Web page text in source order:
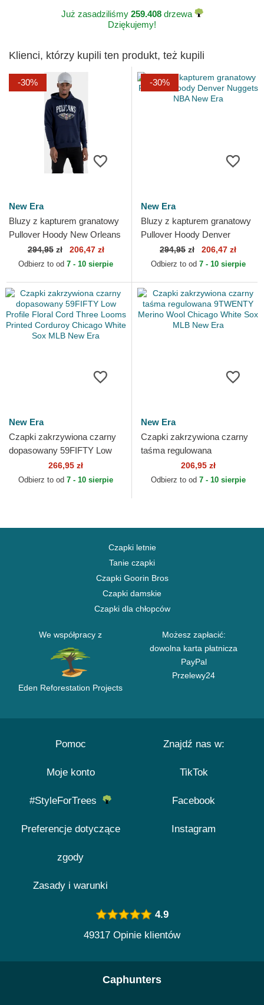
Już zasadziliśmy 259.408drzewa
Dziękujemy!
Klienci, którzy kupili ten produkt, też kupili
-30%
New Era
Bluzy z kapturem granatowy
Pullover Hoody New Orleans
Pelicans NBA New Era
294,95zł 206,47 zł
Odbierz to od 7 - 10 sierpie
-30%
New Era
Bluzy z kapturem granatowy
Pullover Hoody Denver
Nuggets NBA New Era
294,95 zł 206,47 zł
Odbierz to od 7 - 10 sierpie
New Era
Czapki zakrzywiona czarny
dopasowany 59FIFTY Low
Profile Floral Cord Three
Looms Printed Corduroy...
266,95 zł
Odbierz to od 7 - 10 sierpie
New Era
Czapki zakrzywiona czarny
taśma regulowana
9TWENTY Merino Wool
Chicago White Sox MLB New
206,95 zł
Odbierz to od 7 - 10 sierpie
Czapki letnie
Tanie czapki
Czapki Goorin Bros
Czapki damskie
Czapki dla chłopców
We współpracy z
Eden Reforestation Projects
Możesz zapłacić:
dowolna karta płatnicza
PayPal
Przelewy24
Pomoc
Moje konto
#StyleForTrees
Preferencje dotyczące
zgody
Zasady i warunki
Znajdź nas w:
TikTok
Facebook
Instagram
4.9
49317 Opinie klientów
Caphunters